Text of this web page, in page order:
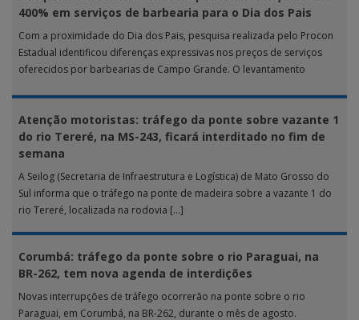
400% em serviços de barbearia para o Dia dos Pais
Com a proximidade do Dia dos Pais, pesquisa realizada pelo Procon
Estadual identificou diferenças expressivas nos preços de serviços
oferecidos por barbearias de Campo Grande. O levantamento
Atenção motoristas: tráfego da ponte sobre vazante 1
do rio Tereré, na MS-243, ficará interditado no fim de
semana
A Seilog (Secretaria de Infraestrutura e Logística) de Mato Grosso do
Sul informa que o tráfego na ponte de madeira sobre a vazante 1 do
rio Tereré, localizada na rodovia […]
Corumbá: tráfego da ponte sobre o rio Paraguai, na
BR-262, tem nova agenda de interdições
Novas interrupções de tráfego ocorrerão na ponte sobre o rio
Paraguai, em Corumbá, na BR-262, durante o mês de agosto.